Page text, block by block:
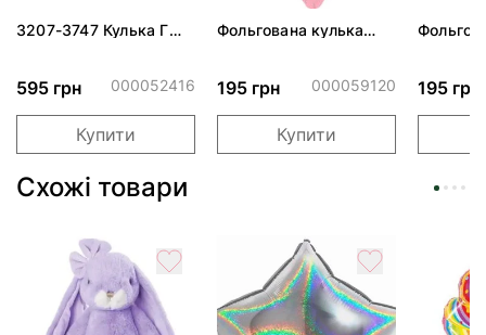
3207-3747 Кулька Г
595 грн 000052416
Купити
Фольгована кулька
195 грн 000059120
Купити
195 грн
Схожі товари